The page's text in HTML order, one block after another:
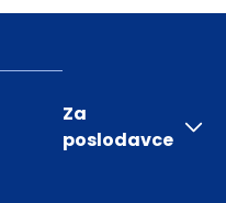
Za
poslodavce